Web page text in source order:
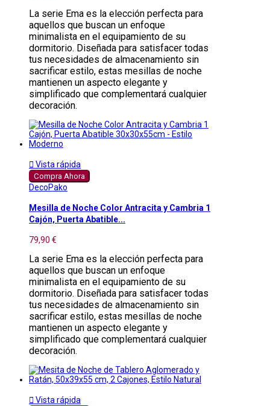
La serie Ema es la elección perfecta para
aquellos que buscan un enfoque
minimalista en el equipamiento de su
dormitorio. Diseñada para satisfacer todas
tus necesidades de almacenamiento sin
sacrificar estilo, estas mesillas de noche
mantienen un aspecto elegante y
simplificado que complementará cualquier
decoración.
 Vista rápida
Compra Ahora
DecoPako
Mesilla de Noche Color Antracita y Cambria 1
Cajón, Puerta Abatible...
79,90 €
La serie Ema es la elección perfecta para
aquellos que buscan un enfoque
minimalista en el equipamiento de su
dormitorio. Diseñada para satisfacer todas
tus necesidades de almacenamiento sin
sacrificar estilo, estas mesillas de noche
mantienen un aspecto elegante y
simplificado que complementará cualquier
decoración.
 Vista rápida